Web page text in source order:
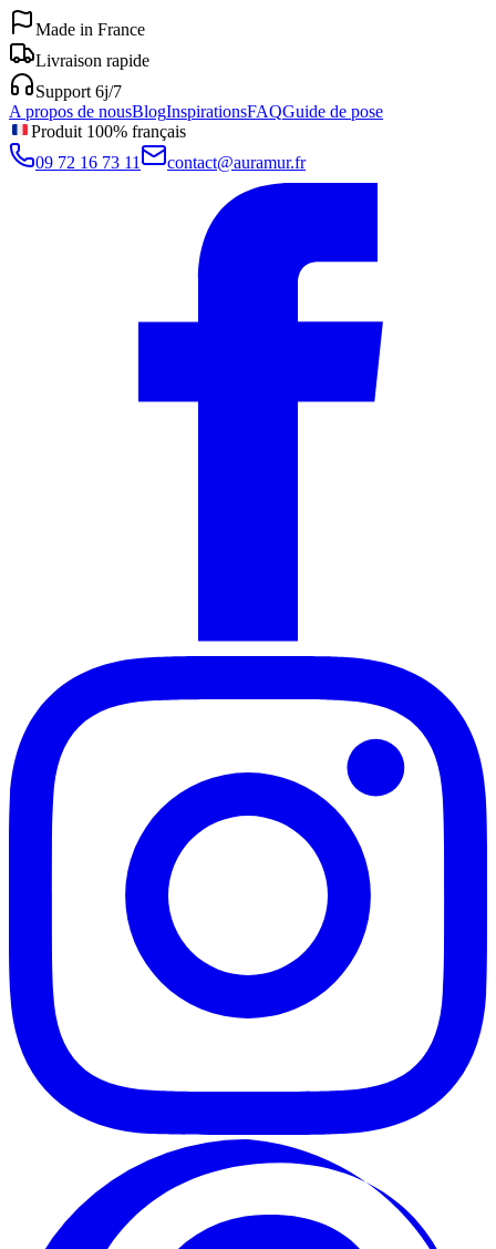
Made in France
Livraison rapide
Support 6j/7
A propos de nousBlogInspirationsFAQGuide de pose
Produit 100% français
09 72 16 73 11
contact@auramur.fr